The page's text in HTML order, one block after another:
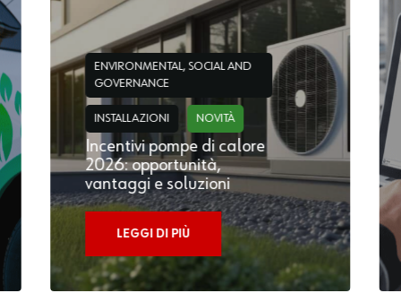
ENVIRONMENTAL, SOCIAL AND
GOVERNANCE
INSTALLAZIONI NOVITÀ
Incentivi pompe di calore
2026: opportunità,
vantaggi e soluzioni
LEGGI DI PIÙ